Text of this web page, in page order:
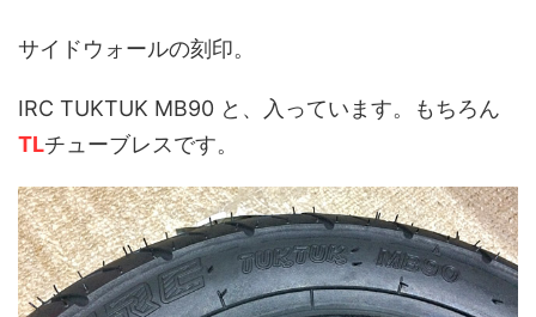
サイドウォールの刻印。
IRC TUKTUK MB90 と、入っています。もちろん
TLチューブレスです。